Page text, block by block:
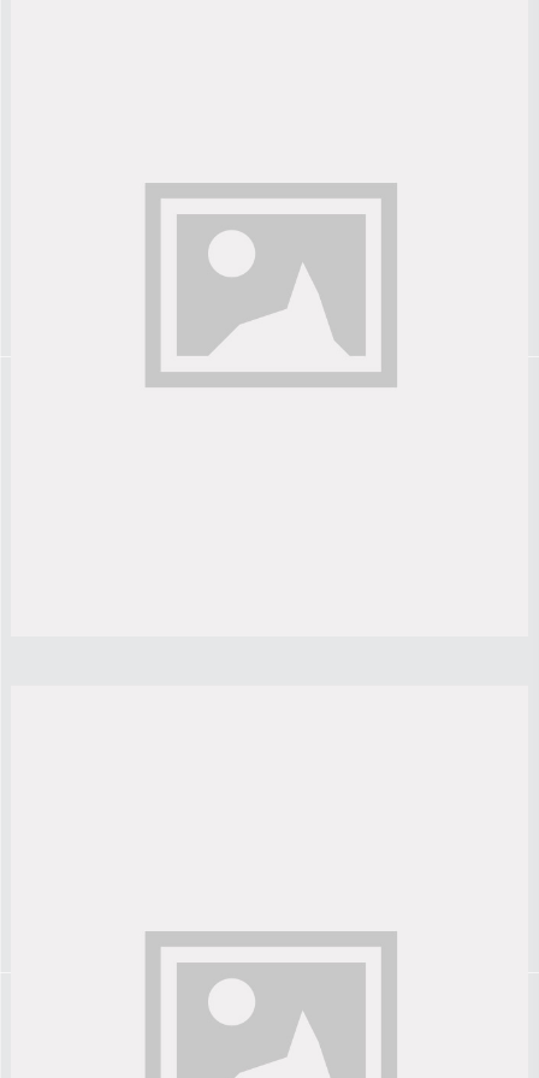
Lorem ipsum dolor sit amet, consectetur adipiscing elit.
Donec id eros ultrices, pulvinar massa quis, maximus
turpis.
Lorem ipsum dolor sit amet, consectetur adipiscing elit.